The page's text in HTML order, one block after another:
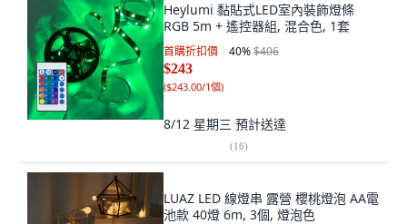
Heylumi 黏貼式LED室內裝飾燈條
RGB 5m + 遙控器組, 混合色, 1套
首購折扣價 40%$406
$243
($243.00/1個)
8/12 星期三 預計送達
(16)
LUAZ LED 線燈串 露營 櫻桃燈泡 AA電
池款 40燈 6m, 3個, 燈泡色